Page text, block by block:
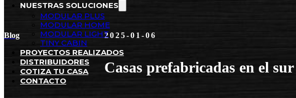
NUESTRAS SOLUCIONES
MODULAR PLUS
MODULAR HOME
MODULAR LIGHT
TINY CABIN
PROYECTOS REALIZADOS
DISTRIBUIDORES
COTIZA TU CASA
CONTACTO
Blog 2025-01-06
Casas prefabricadas en el